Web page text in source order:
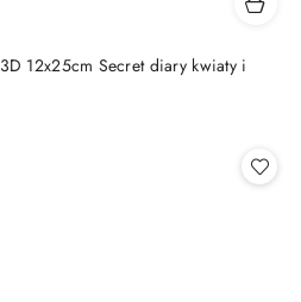
12x25cm Secret diary kwiaty i